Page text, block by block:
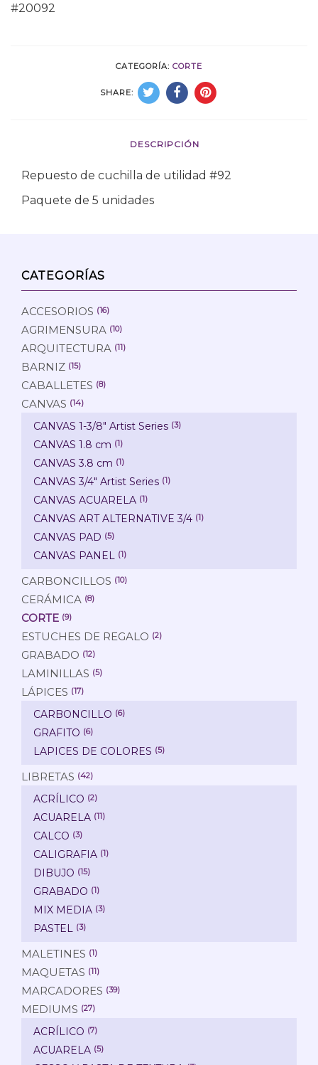
#20092
CATEGORÍA: CORTE
SHARE:
DESCRIPCIÓN
Repuesto de cuchilla de utilidad #92
Paquete de 5 unidades
CATEGORÍAS
ACCESORIOS (16)
AGRIMENSURA (10)
ARQUITECTURA (11)
BARNIZ (15)
CABALLETES (8)
CANVAS (14)
CANVAS 1-3/8" Artist Series (3)
CANVAS 1.8 cm (1)
CANVAS 3.8 cm (1)
CANVAS 3/4" Artist Series (1)
CANVAS ACUARELA (1)
CANVAS ART ALTERNATIVE 3/4 (1)
CANVAS PAD (5)
CANVAS PANEL (1)
CARBONCILLOS (10)
CERÁMICA (8)
CORTE (9)
ESTUCHES DE REGALO (2)
GRABADO (12)
LAMINILLAS (5)
LÁPICES (17)
CARBONCILLO (6)
GRAFITO (6)
LAPICES DE COLORES (5)
LIBRETAS (42)
ACRÍLICO (2)
ACUARELA (11)
CALCO (3)
CALIGRAFIA (1)
DIBUJO (15)
GRABADO (1)
MIX MEDIA (3)
PASTEL (3)
MALETINES (1)
MAQUETAS (11)
MARCADORES (39)
MEDIUMS (27)
ACRÍLICO (7)
ACUARELA (5)